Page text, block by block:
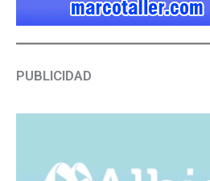
PUBLICIDAD